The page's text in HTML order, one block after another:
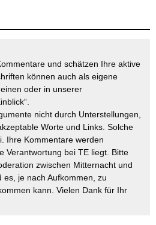
und schätzen Ihre aktive
können auch als eigene
oder in unserer
nicht durch Unterstellungen,
Worte und Links. Solche
Ihre Kommentare werden
Verantwortung bei TE liegt. Bitte
zwischen Mitternacht und
je nach Aufkommen, zu
kann. Vielen Dank für Ihr